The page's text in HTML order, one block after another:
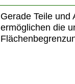
Gerade Teile und
ermöglichen die